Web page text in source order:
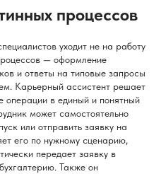
процессов
уходит не на работу
— оформление
и ответы на типовые запросы
Карьерный ассистент решает
операции в единый и понятный
может самостоятельно
или отправить заявку на
его по нужному сценарию,
передает заявку в
Также он